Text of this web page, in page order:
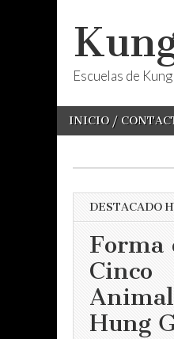
Escuelas de
Main
menu
Skip
INICIO /
DESTACADO
Forma
Cinco
Hung